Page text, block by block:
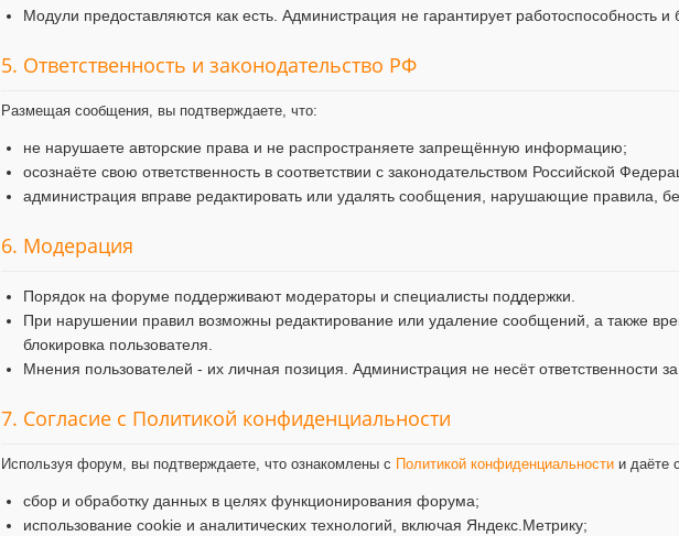
Модули предоставляются как есть. Администрация не гарантирует работоспособность и
5. Ответственность и законодательство РФ
Размещая сообщения, вы подтверждаете, что:
не нарушаете авторские права и не распространяете запрещённую информацию;
осознаёте свою ответственность в соответствии с законодательством Российской
администрация вправе редактировать или удалять сообщения, нарушающие правила,
6. Модерация
Порядок на форуме поддерживают модераторы и специалисты поддержки.
При нарушении правил возможны редактирование или удаление сообщений, а также
блокировка пользователя.
Мнения пользователей - их личная позиция. Администрация не несёт ответственности
7. Согласие с Политикой конфиденциальности
Используя форум, вы подтверждаете, что ознакомлены с Политикой конфиденциальности и даёте
сбор и обработку данных в целях функционирования форума;
использование cookie и аналитических технологий, включая Яндекс.Метрику;